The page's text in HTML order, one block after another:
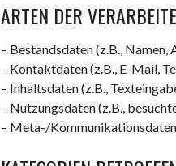
ARTEN DER
– Bestandsdaten (z.B., Namen,
– Kontaktdaten (z.B., E-Mail,
– Inhaltsdaten (z.B.,
– Nutzungsdaten (z.B.,
– Meta-/